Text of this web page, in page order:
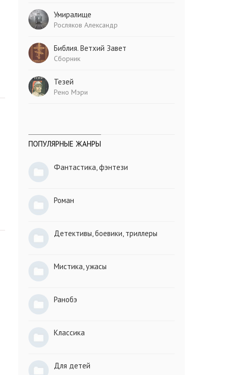
Умиралище
Росляков Александр
Библия. Ветхий Завет
Сборник
Тезей
Рено Мэри
ПОПУЛЯРНЫЕ ЖАНРЫ
Фантастика, фэнтези
Роман
Детективы, боевики, триллеры
Мистика, ужасы
Ранобэ
Классика
Для детей